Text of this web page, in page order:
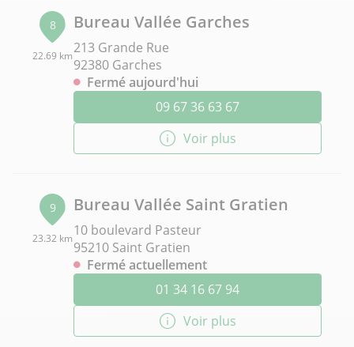
8
22.69 km
Bureau Vallée Garches
213 Grande Rue
92380 Garches
Fermé aujourd'hui
09 67 36 63 67
Voir plus
9
23.32 km
Bureau Vallée Saint Gratien
10 boulevard Pasteur
95210 Saint Gratien
Fermé actuellement
01 34 16 67 94
Voir plus